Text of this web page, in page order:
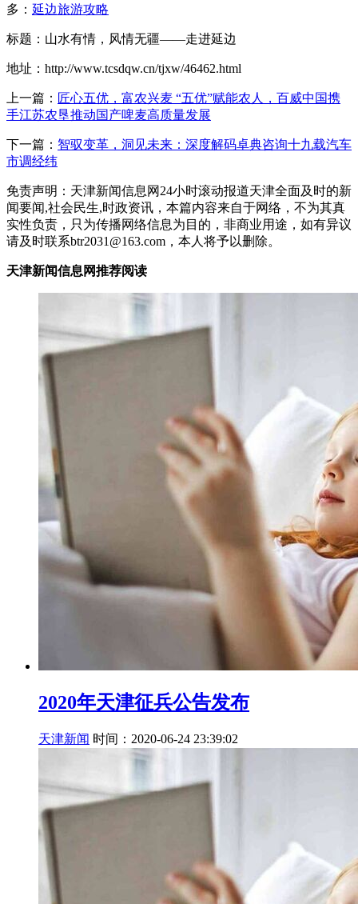
多： 延边旅游攻略
标题：山水有情，风情无疆——走进延边
地址：http://www.tcsdqw.cn/tjxw/46462.html
上一篇： 匠心五优，富农兴麦 “五优”赋能农人，百威中国携
手江苏农垦推动国产啤麦高质量发展
下一篇： 智驭变革，洞见未来：深度解码卓典咨询十九载汽车
市调经纬
免责声明：天津新闻信息网24小时滚动报道天津全面及时的新
闻要闻,社会民生,时政资讯，本篇内容来自于网络，不为其真
实性负责，只为传播网络信息为目的，非商业用途，如有异议
请及时联系btr2031@163.com，本人将予以删除。
天津新闻信息网推荐阅读
2020年天津征兵公告发布
天津新闻 时间：2020-06-24 23:39:02